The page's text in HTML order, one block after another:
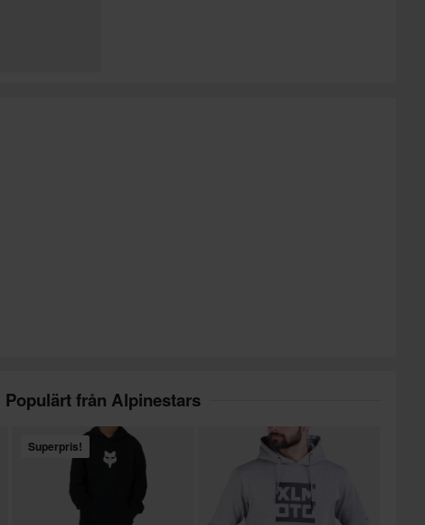
Populärt från Alpinestars
Superpris!